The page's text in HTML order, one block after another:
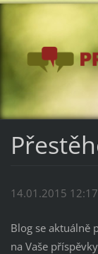
14.01.2015 12:17
Blog se aktuálně
na Vaše